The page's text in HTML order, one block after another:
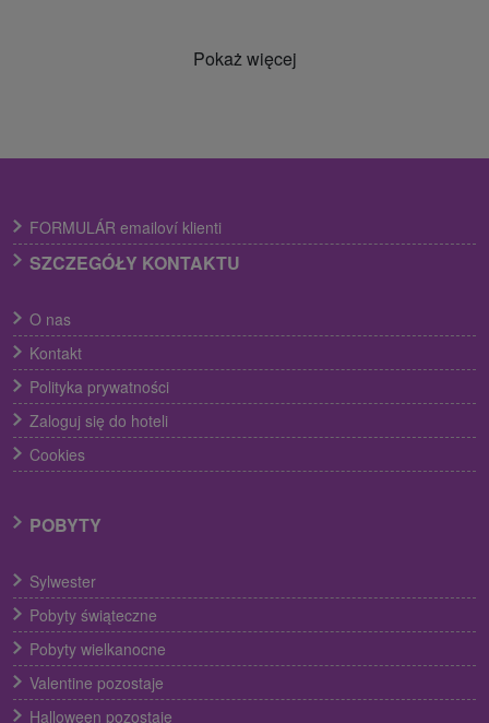
Pokaż więcej
FORMULÁR emailoví klienti
SZCZEGÓŁY KONTAKTU
O nas
Kontakt
Polityka prywatności
Zaloguj się do hoteli
Cookies
POBYTY
Sylwester
Pobyty świąteczne
Pobyty wielkanocne
Valentine pozostaje
Halloween pozostaje